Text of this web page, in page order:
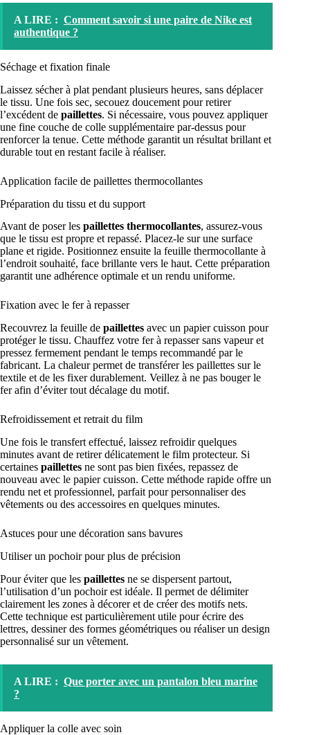
A LIRE : Comment savoir si une paire de Nike est
authentique ?
Séchage et fixation finale
Laissez sécher à plat pendant plusieurs heures, sans déplacer
le tissu. Une fois sec, secouez doucement pour retirer
l’excédent de paillettes. Si nécessaire, vous pouvez appliquer
une fine couche de colle supplémentaire par-dessus pour
renforcer la tenue. Cette méthode garantit un résultat brillant et
durable tout en restant facile à réaliser.
Application facile de paillettes thermocollantes
Préparation du tissu et du support
Avant de poser les paillettes thermocollantes, assurez-vous
que le tissu est propre et repassé. Placez-le sur une surface
plane et rigide. Positionnez ensuite la feuille thermocollante à
l’endroit souhaité, face brillante vers le haut. Cette préparation
garantit une adhérence optimale et un rendu uniforme.
Fixation avec le fer à repasser
Recouvrez la feuille de paillettes avec un papier cuisson pour
protéger le tissu. Chauffez votre fer à repasser sans vapeur et
pressez fermement pendant le temps recommandé par le
fabricant. La chaleur permet de transférer les paillettes sur le
textile et de les fixer durablement. Veillez à ne pas bouger le
fer afin d’éviter tout décalage du motif.
Refroidissement et retrait du film
Une fois le transfert effectué, laissez refroidir quelques
minutes avant de retirer délicatement le film protecteur. Si
certaines paillettes ne sont pas bien fixées, repassez de
nouveau avec le papier cuisson. Cette méthode rapide offre un
rendu net et professionnel, parfait pour personnaliser des
vêtements ou des accessoires en quelques minutes.
Astuces pour une décoration sans bavures
Utiliser un pochoir pour plus de précision
Pour éviter que les paillettes ne se dispersent partout,
l’utilisation d’un pochoir est idéale. Il permet de délimiter
clairement les zones à décorer et de créer des motifs nets.
Cette technique est particulièrement utile pour écrire des
lettres, dessiner des formes géométriques ou réaliser un design
personnalisé sur un vêtement.
A LIRE : Que porter avec un pantalon bleu marine
?
Appliquer la colle avec soin